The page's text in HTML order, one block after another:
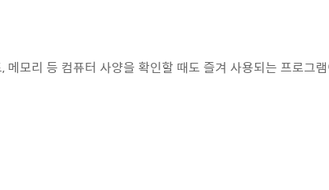
모리 등 컴퓨터 사양을 확인할 때도 즐겨 사용되는 프로그